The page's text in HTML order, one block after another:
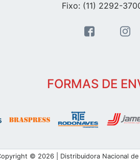
Fixo: (11) 2292-
FORMAS DE
© 2026 | Distribuidora Nacional de